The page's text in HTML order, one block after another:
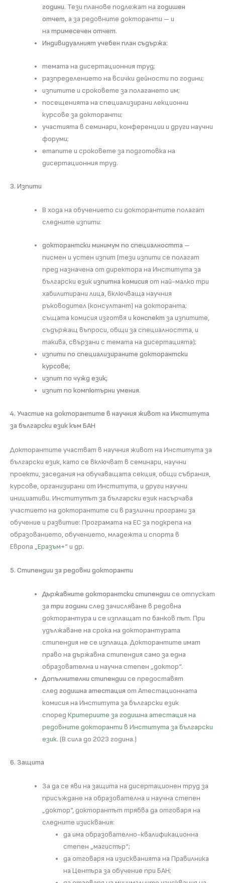
години. Тези планове подлежат на годишен
отчет, а за редовните докторанти – и
на тримесечен отчет.
Индивидуалният учебен план съдържа:
темата на дисертационния труд;
разпределението на всички дейности по години;
изпитите и сроковете за полагането им;
посещенията на специализирани лекционни
курсове за докторанти;
участията в семинари, конференции и други научни
форуми;
етапите и сроковете за подготовка на
дисертационния труд.
3. Изпити
В хода на обучението си докторантите полагат
следните изпити:
докторантски минимум по специалността –
писмен и устен изпит (тези изпити се полагат
пред назначена от директора на Института за
български езикизпитна комисия от най-малко три
хабилитирани лица, включваща научния
ръководител (консултант) на докторанта;
същата комисия изготвя и конспект за изпитите,
съдържащ въпроси, общи за специалността, и
такива, свързани с темата на дисертацията);
изпити по специализираните докторантски
курсове;
изпит по чужд език;
изпит по компютърни умения.
4. Участие на докторантите в научния живот на Института
за български език към БАН
Докторантите участват в научния живот на Института за
български език, като се включват в семинари, научни
проекти, заседания на обучаващата секция, общи събрания,
курсове, организирани от Института, и други научни
инициативи. Институтът за български език насърчава
участието на докторантите си в различни програми за
обучение и развитие: Програмата на ЕС за подкрепа на
образованието, обучението, младежта и спорта в
Европа „Еразъм+“ и др.
5. Стипендии за редовни докторанти
Държавните докторантски стипендии се отпускат
за три години след зачисляване в редовна
докторантура и се изплащат по банков път. При
удължаване на срока на докторантурата
стипендия не се изплаща. Докторантите имат
право на държавна стипендия само за една
образователна и научна степен „доктор“.
Допълнителни стипендии се предоставят
след годишна атестация от Атестационната
комисия на Института за български език
според Критериите за годишна атестация на
редовните докторанти в Института за български
език. (В сила до 2023 година.)
6. Защита
За да се яви на защита на дисертационен труд за
присъждане на образователна и научна степен
„доктор“, докторантът трябва да отговаря на
следните изисквания:
да има образователно-квалификационна
степен „магистър“;
да отговаря на изискванията на Правилника
на Центъра за обучение при БАН;